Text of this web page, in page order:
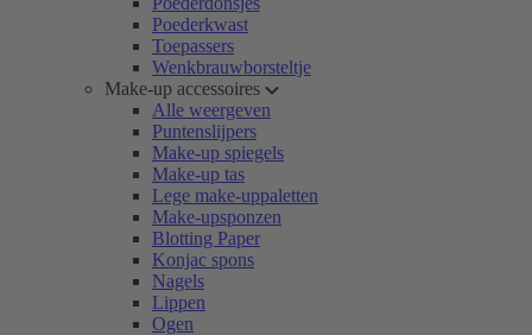
Poederkwast
Toepassers
Wenkbrauwborsteltje
Make-up accessoires
Alle weergeven
Puntenslijpers
Make-up spiegels
Make-up tas
Lege make-uppaletten
Make-upsponzen
Blotting Paper
Konjac spons
Nagels
Lippen
Ogen